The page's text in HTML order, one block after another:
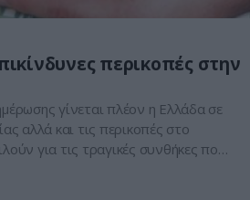
περικοπές στην
γίνεται πλέον η Ελλάδα σε
αλλά και τις περικοπές στο
για τις τραγικές συνθήκες που
παροχές προς τους ασθενείς